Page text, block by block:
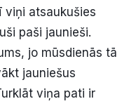
viņi atsaukušies
paši jaunieši.
jo mūsdienās tā
jauniešus
viņa pati ir